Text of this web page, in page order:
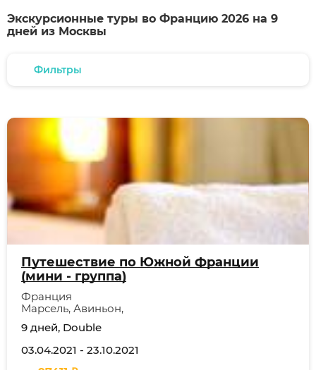
Экскурсионные туры во Францию 2026 на 9
дней из Москвы
Фильтры
Путешествие по Южной Франции
(мини - группа)
Франция
Марсель, Авиньон,
9 дней, Double
03.04.2021 - 23.10.2021